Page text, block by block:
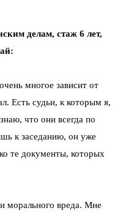
делам, стаж 6 лет,
многое зависит от
Есть судьи, к которым я,
что они всегда по
к заседанию, он уже
те документы, которых
морального вреда. Мне